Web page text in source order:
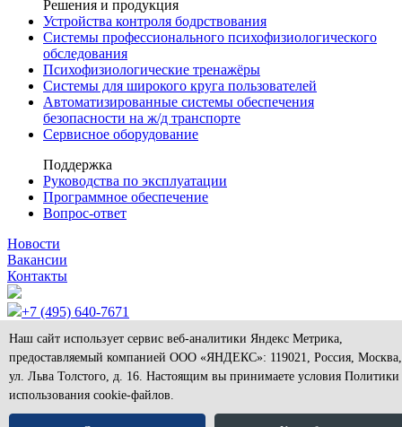
Решения и продукция
Устройства контроля бодрствования
Системы профессионального психофизиологического
обследования
Психофизиологические тренажёры
Системы для широкого круга пользователей
Автоматизированные системы обеспечения
безопасности на ж/д транспорте
Сервисное оборудование
Поддержка
Руководства по эксплуатации
Программное обеспечение
Вопрос-ответ
Новости
Вакансии
Контакты
+7 (495) 640-7671
© АО «Нейроком», 2026. Любое использование либо
копирование материалов или подборки материалов сайта,
элементов дизайна и оформления допускается лишь с
разрешения правообладателя и только со ссылкой на
Наш сайт использует сервис веб-аналитики Яндекс Метрика,
предоставляемый компанией ООО «ЯНДЕКС»: 119021, Россия, Москва,
ул. Льва Толстого, д. 16. Настоящим вы принимаете условия Политики
использования cookie-файлов.